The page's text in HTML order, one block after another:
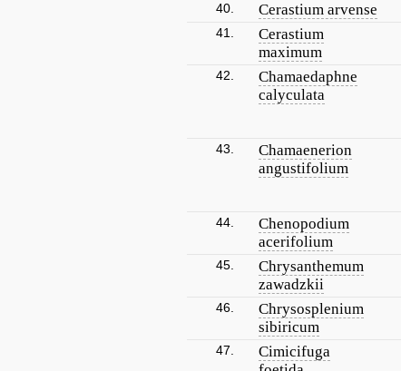
40.
Cerastium arvense
41.
Cerastium
maximum
42.
Chamaedaphne
calyculata
43.
Chamaenerion
angustifolium
44.
Chenopodium
acerifolium
45.
Chrysanthemum
zawadzkii
46.
Chrysosplenium
sibiricum
47.
Cimicifuga